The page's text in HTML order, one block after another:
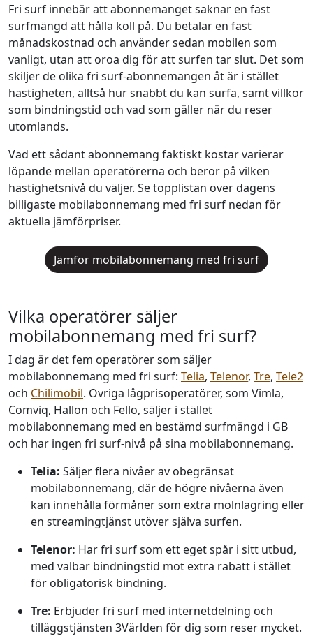
Fri surf innebär att abonnemanget saknar en fast
surfmängd att hålla koll på. Du betalar en fast
månadskostnad och använder sedan mobilen som
vanligt, utan att oroa dig för att surfen tar slut. Det som
skiljer de olika fri surf-abonnemangen åt är i stället
hastigheten, alltså hur snabbt du kan surfa, samt villkor
som bindningstid och vad som gäller när du reser
utomlands.
Vad ett sådant abonnemang faktiskt kostar varierar
löpande mellan operatörerna och beror på vilken
hastighetsnivå du väljer. Se topplistan över dagens
billigaste mobilabonnemang med fri surf nedan för
aktuella jämförpriser.
Jämför mobilabonnemang med fri surf
Vilka operatörer säljer
mobilabonnemang med fri surf?
I dag är det fem operatörer som säljer
mobilabonnemang med fri surf: Telia, Telenor, Tre, Tele2
och Chilimobil. Övriga lågprisoperatörer, som Vimla,
Comviq, Hallon och Fello, säljer i stället
mobilabonnemang med en bestämd surfmängd i GB
och har ingen fri surf-nivå på sina mobilabonnemang.
Telia: Säljer flera nivåer av obegränsat
mobilabonnemang, där de högre nivåerna även
kan innehålla förmåner som extra molnlagring eller
en streamingtjänst utöver själva surfen.
Telenor: Har fri surf som ett eget spår i sitt utbud,
med valbar bindningstid mot extra rabatt i stället
för obligatorisk bindning.
Tre: Erbjuder fri surf med internetdelning och
tilläggstjänsten 3Världen för dig som reser mycket.